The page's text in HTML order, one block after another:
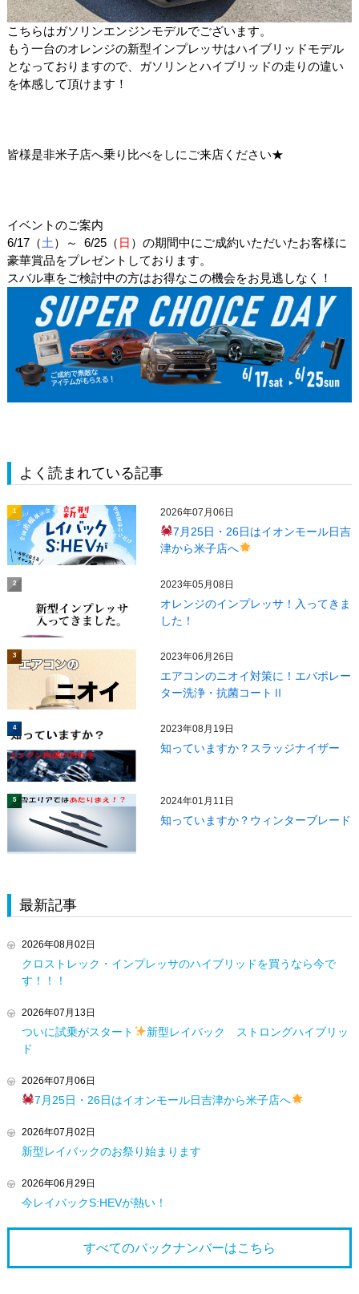
こちらはガソリンエンジンモデルでございます。
もう一台のオレンジの新型インプレッサはハイブリッドモデル
となっておりますので、ガソリンとハイブリッドの走りの違い
を体感して頂けます！
皆様是非米子店へ乗り比べをしにご来店ください★
イベントのご案内
6/17（土 ）～ 6/25（ 日 ）の期間中にご成約いただいたお客様に
豪華賞品をプレゼントしております。
スバル車をご検討中の方はお得なこの機会をお見逃しなく！
よく読まれている記事
1 2026年07月06日
7月25日・26日はイオンモール日吉
津から米子店へ
2 2023年05月08日
オレンジのインプレッサ！入ってきま
した！
3 2023年06月26日
エアコンのニオイ対策に！エバポレー
ター洗浄・抗菌コートⅡ
4 2023年08月19日
知っていますか？スラッジナイザー
5 2024年01月11日
知っていますか？ウィンターブレード
最新記事
2026年08月02日
クロストレック・インプレッサのハイブリッドを買うなら今で
す！！！
2026年07月13日
ついに試乗がスタート
新型レイバック ストロングハイブリッ
ド
2026年07月06日
7月25日・26日はイオンモール日吉津から米子店へ
2026年07月02日
新型レイバックのお祭り始まります
2026年06月29日
今レイバックS:HEVが熱い！
すべてのバックナンバーはこちら